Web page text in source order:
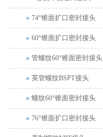
74°锥面扩口密封接头
60°锥面扩口密封接头
管螺纹60°锥面密封接头
英管螺纹BSPT接头
螺纹60°锥面密封接头
76°锥面扩口密封接头